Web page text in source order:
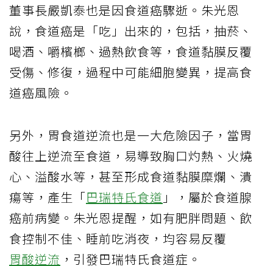
董事長嚴凱泰也是因食道癌驟逝。朱光恩
說，食道癌是「吃」出來的，包括，抽菸、
喝酒、嚼檳榔、過熱飲食等，食道黏膜反覆
受傷、修復，過程中可能細胞變異，提高食
道癌風險。
另外，胃食道逆流也是一大危險因子，當胃
酸往上逆流至食道，易導致胸口灼熱、火燒
心、溢酸水等，甚至形成食道黏膜糜爛、潰
瘍等，產生「巴瑞特氏食道 」，屬於食道腺
癌前病變。朱光恩提醒，如有肥胖問題、飲
食控制不佳、睡前吃消夜，均容易反覆
胃酸逆流 ，引發巴瑞特氏食道症。